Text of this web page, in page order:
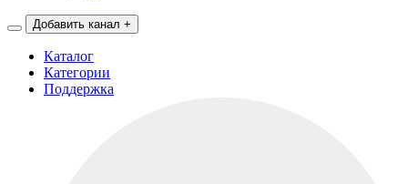
Добавить канал +
Каталог
Категории
Поддержка